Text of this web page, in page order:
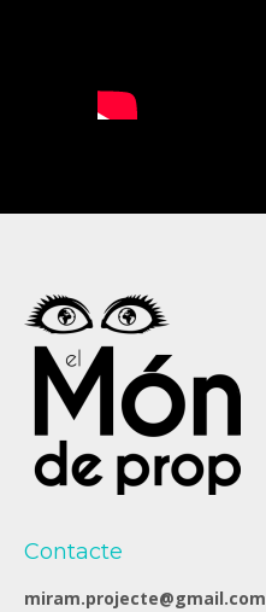
Contacte
miram.projecte@gmail.com